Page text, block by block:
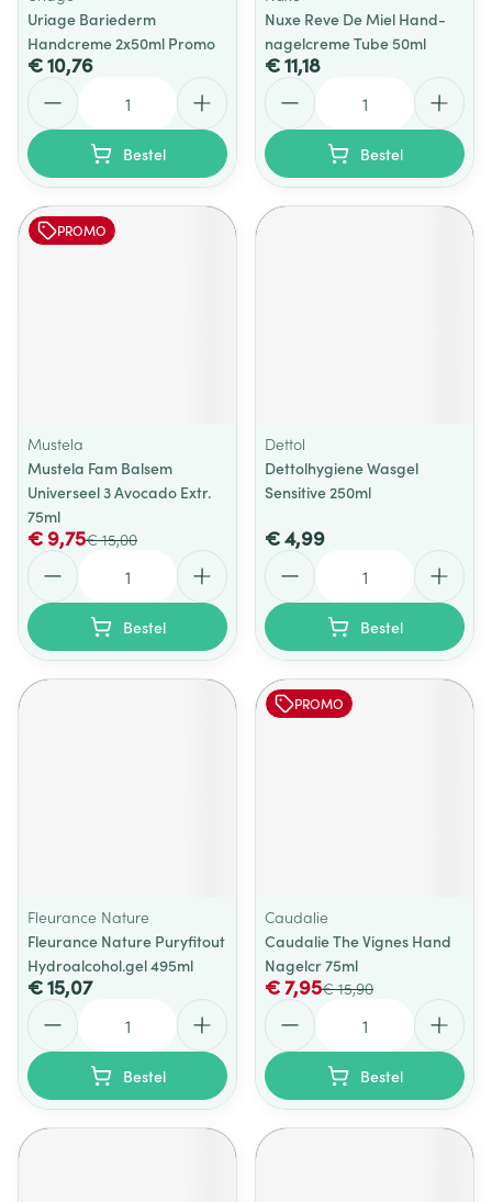
Uriage Bariederm
Handcreme 2x50ml Promo
€ 10,76
Bestel
Nuxe Reve De Miel Hand-
nagelcreme Tube 50ml
€ 11,18
Bestel
PROMO
Mustela
Mustela Fam Balsem
Universeel 3 Avocado Extr.
75ml
€ 15,00
€ 9,75
Bestel
Dettol
Dettolhygiene Wasgel
Sensitive 250ml
€ 4,99
Bestel
Fleurance Nature
Fleurance Nature Puryfitout
Hydroalcohol.gel 495ml
€ 15,07
Bestel
PROMO
Caudalie
Caudalie The Vignes Hand
Nagelcr 75ml
€ 15,90
€ 7,95
Bestel